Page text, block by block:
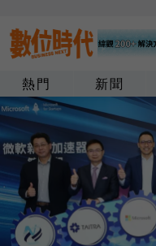
熱門 新聞